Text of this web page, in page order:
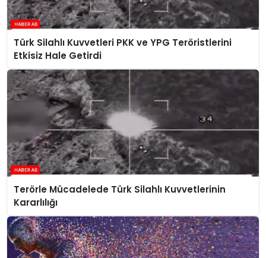
Türk Silahlı Kuvvetleri PKK ve YPG Teröristlerini
Etkisiz Hale Getirdi
Terörle Mücadelede Türk Silahlı Kuvvetlerinin
Kararlılığı